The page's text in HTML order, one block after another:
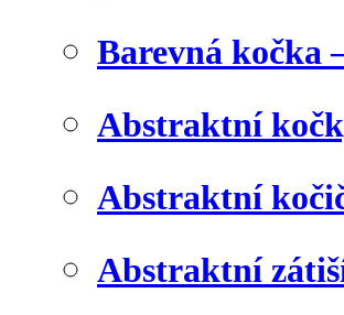
Barevná kočka
Abstraktní
Abstraktní
Abstraktní